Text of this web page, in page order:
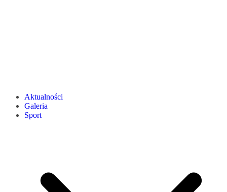
Aktualności
Galeria
Sport